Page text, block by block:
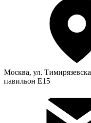
Москва, ул.
павильон Е15